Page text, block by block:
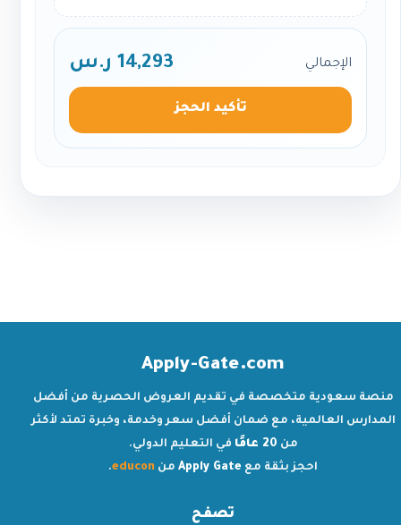
الإجمالي 14,293 ر.س
تأكيد الحجز
Apply-Gate.com
منصة سعودية متخصصة في تقديم العروض الحصرية من أفضل
المدارس العالمية، مع ضمان أفضل سعر وخدمة، وخبرة تمتد لأكثر
من 20 عامًا
في التعليم الدولي.
احجز بثقة مع Apply Gate من educon
.
تصفح